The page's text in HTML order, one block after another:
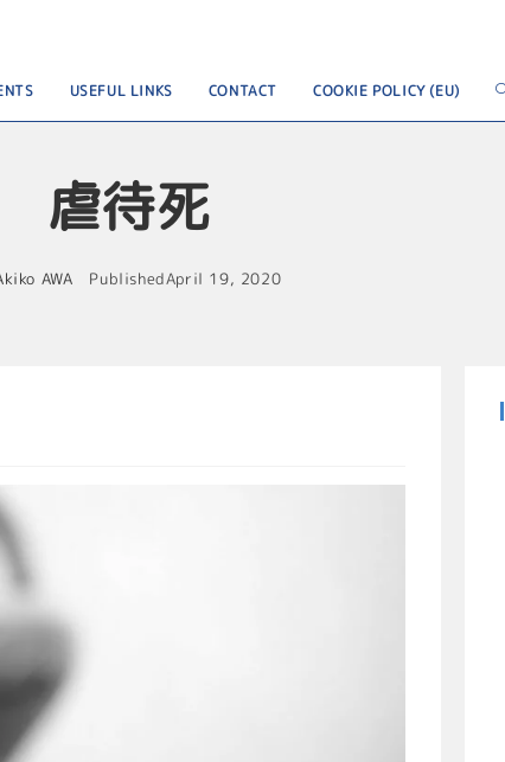
USEFUL LINKS CONTACT COOKIE POLICY (EU)
虐待死
AWA PublishedApril 19, 2020